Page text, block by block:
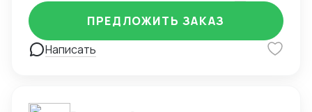
Написать
ПРЕДЛОЖИТЬ ЗАКАЗ